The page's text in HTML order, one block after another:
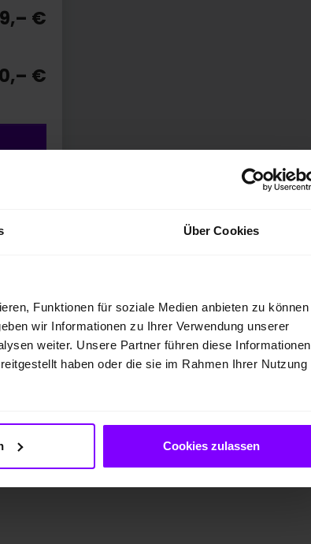
Über Cookies
Funktionen für soziale Medien anbieten zu können
wir Informationen zu Ihrer Verwendung unserer
weiter. Unsere Partner führen diese Informationen
haben oder die sie im Rahmen Ihrer Nutzung
Cookies zulassen
€
€